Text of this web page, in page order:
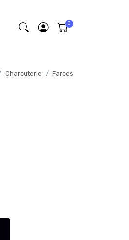
Charcuterie Farces